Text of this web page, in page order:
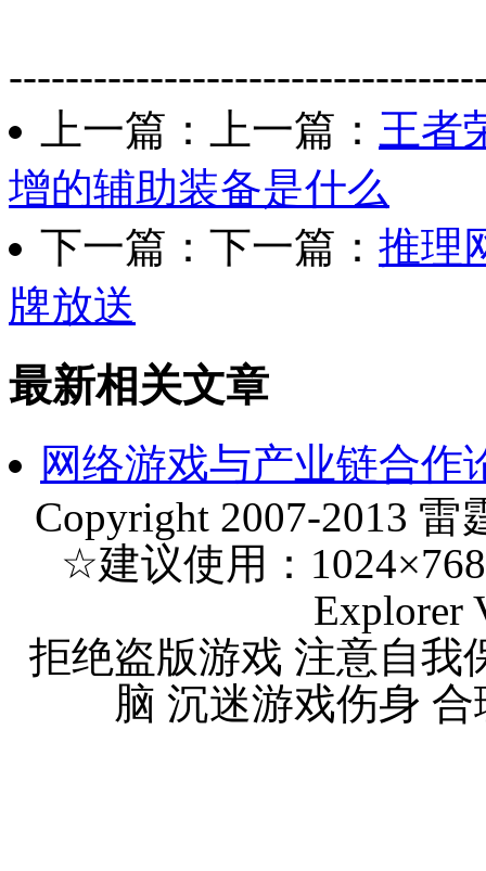
上一篇：上一篇： 王者
增的辅助装备是什么
下一篇：下一篇： 推理
牌放送
最新相关文章
网络游戏与产业链合作
Copyright 2007-2013 雷
☆建议使用：
Explorer
拒绝盗版游戏 注意自我
脑 沉迷游戏伤身